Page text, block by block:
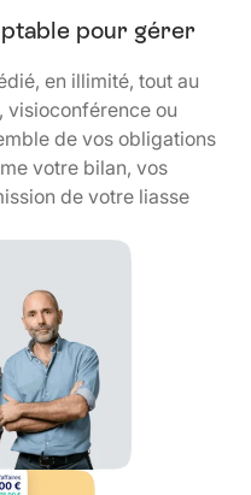
pour gérer
en illimité, tout au
visioconférence ou
de vos obligations
votre bilan, vos
de votre liasse